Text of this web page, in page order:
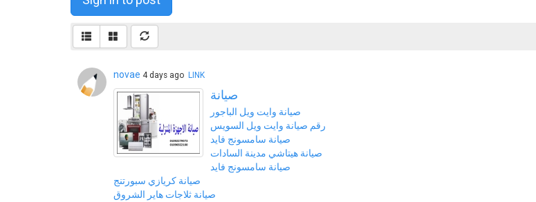
novae 4 days ago LINK
صيانة
صيانة وايت ويل الباجور
رقم صيانة وايت ويل السويس
صيانة سامسونج فايد
صيانة هيتاشي مدينة السادات
صيانة سامسونج فايد
صيانة كريازي سبورتنج
صيانة ثلاجات هاير الشروق